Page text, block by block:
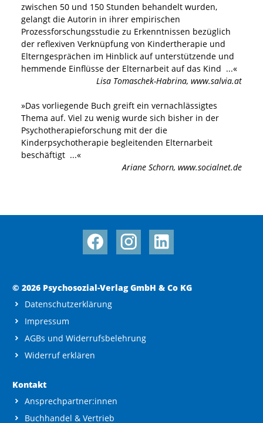
zwischen 50 und 150 Stunden behandelt wurden,
gelangt die Autorin in ihrer empirischen
Prozessforschungsstudie zu Erkenntnissen bezüglich
der reflexiven Verknüpfung von Kindertherapie und
Elterngesprächen im Hinblick auf unterstützende und
hemmende Einflüsse der Elternarbeit auf das Kind ...«
Lisa Tomaschek-Habrina, www.salvia.at
»Das vorliegende Buch greift ein vernachlässigtes
Thema auf. Viel zu wenig wurde sich bisher in der
Psychotherapieforschung mit der die
Kinderpsychotherapie begleitenden Elternarbeit
beschäftigt ...«
Ariane Schorn, www.socialnet.de
© 2026 Psychosozial-Verlag GmbH & Co KG
Datenschutzerklärung
Impressum
AGBs und Widerrufsbelehrung
Widerruf erklären
Kontakt
Ansprechpartner:innen
Buchhandel & Vertrieb